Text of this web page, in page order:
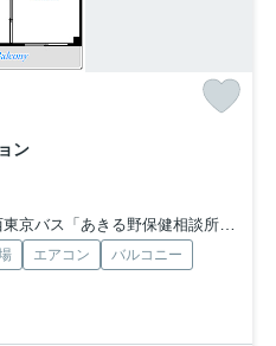
ン
ス「あきる野保健相談所」 停歩16分
エアコン
バルコニー